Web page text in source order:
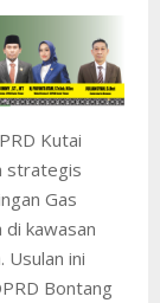
Kutai
strategis
Gas
di kawasan
Usulan ini
Bontang